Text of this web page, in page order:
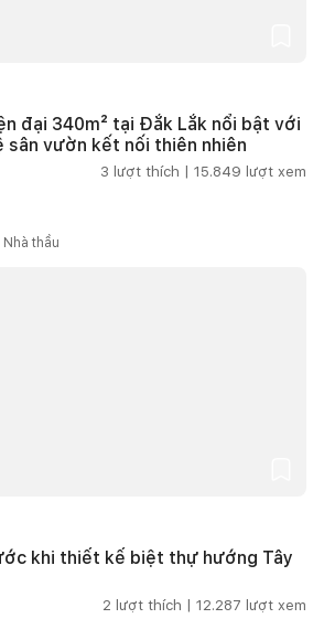
đại 340m² tại Đắk Lắk nổi bật với
sân vườn kết nối thiên nhiên
3 lượt thích | 15.849 lượt xem
thầu
khi thiết kế biệt thự hướng Tây
2 lượt thích | 12.287 lượt xem